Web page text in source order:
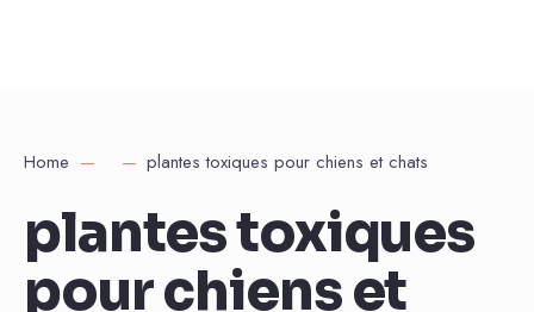
Home plantes toxiques pour chiens et chats
plantes toxiques
pour chiens et